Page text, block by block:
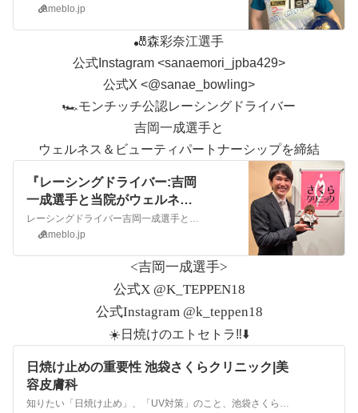
ました』
ameblo.jp
🎳森彩奈江選手
公式Instagram <sanaemori_jpba429>
公式X <@sanae_bowling>
🏎️モンチッチ公認レーシングドライバー
吉岡一成選手と
ウェルネス＆ビューティパートナーシップを締結
『レーシングドライバー:吉岡
一成選手と当院がウェルネス
＆ビューティパートナーシッ
プを締結しました️』
レーシングドライバー吉岡一成選手と当院がウェルネス＆ビューティパートナーシップ締結(2024年3月14日)🏎️世界唯一「モンチッチ公認レーシングドライバー」 …
ameblo.jp
<吉岡一成選手>
公式X @K_TEPPEN18
公式Instagram @k_teppen18
☀️日焼けのエトセトラ‼️⬇️
日焼け止めの重要性 池袋さくらクリニック|美
容皮膚科
知りたい「日焼け止め」、「UV対策」のこと、池袋さくらクリニックがお答えします。